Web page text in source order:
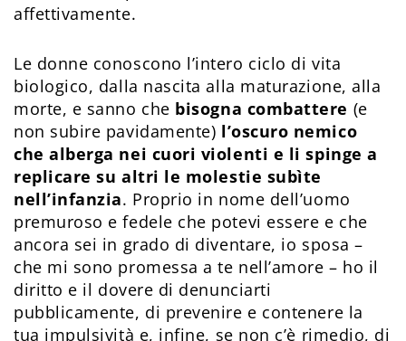
affettivamente.
Le donne conoscono l’intero ciclo di vita
biologico, dalla nascita alla maturazione, alla
morte, e sanno che bisogna combattere (e
non subire pavidamente) l’oscuro nemico
che alberga nei cuori violenti e li spinge a
replicare su altri le molestie subìte
nell’infanzia. Proprio in nome dell’uomo
premuroso e fedele che potevi essere e che
ancora sei in grado di diventare, io sposa –
che mi sono promessa a te nell’amore – ho il
diritto e il dovere di denunciarti
pubblicamente, di prevenire e contenere la
tua impulsività e, infine, se non c’è rimedio, di